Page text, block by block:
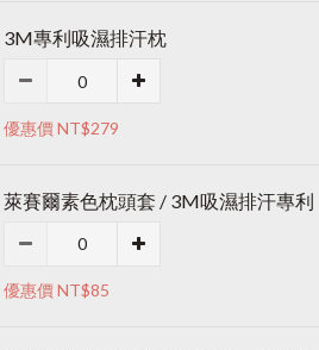
3M專利吸濕排汗枕
優惠價 NT$279
萊賽爾素色枕頭套 / 3M吸濕排汗專利
優惠價 NT$85